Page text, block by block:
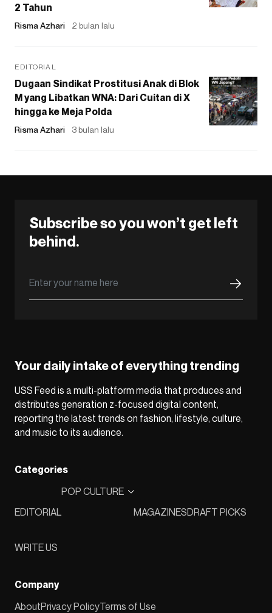
2 Tahun
Risma Azhari 2 bulan lalu
EDITORIAL
Dugaan Sindikat Prostitusi Anak di Blok
M yang Libatkan WNA: Dari Cuitan di X
hingga ke Meja Polda
Risma Azhari 3 bulan lalu
Subscribe so you won’t get left
behind.
Your daily intake of everything trending
USS Feed is a multi-platform media that produces and
distributes generation z-focused digital content,
reporting the latest trends on fashion, lifestyle, culture,
and music to its audience.
Categories
EDITORIAL
POP CULTURE
MAGAZINESDRAFT PICKS
WRITE US
Company
AboutPrivacy PolicyTerms of Use